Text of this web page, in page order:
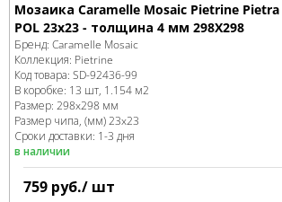
Мозаика Caramelle Mosaic Pietrine Pietra
POL 23x23 - толщина 4 мм 298X298
Бренд: Caramelle Mosaic
Коллекция: Pietrine
Код товара: SD-92436-99
В коробке: 13 шт, 1.154 м2
Размер: 298x298 мм
Размер чипа, (мм)23x23
Сроки доставки: 1-3 дня
в наличии
759 руб./ шт